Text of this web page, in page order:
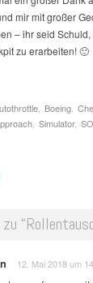
mir mit großer
– ihr seid
zu erarbeiten! 🙂
Boeing
Simulator,
“
12. Mai 2018 um